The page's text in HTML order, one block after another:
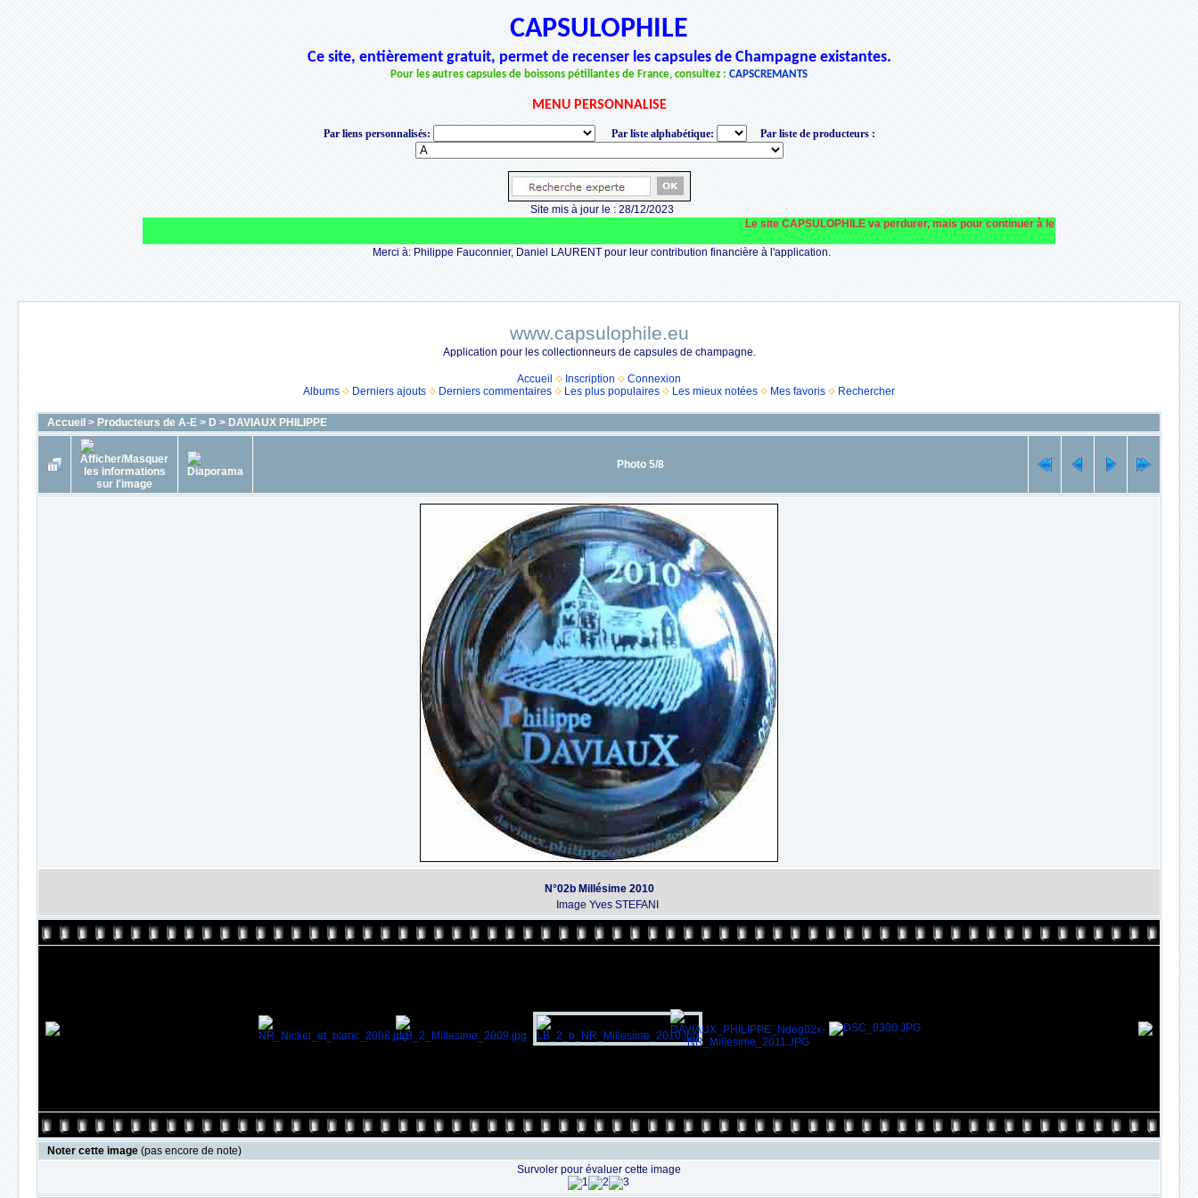
CAPSULOPHILE
Ce site, entièrement gratuit, permet de recenser les capsules de Champagne existantes.
Pour les autres capsules de boissons pétillantes de France, consultez : CAPSCREMANTS
MENU PERSONNALISE
Par liens personnalisés: Par liste alphabétique: Par liste de producteurs :
Site mis à jour le : 28/12/2023
Le site CAPSULOPHILE va perdurer, mais pour continuer à le faire fonctionner et le
Merci à: Philippe Fauconnier, Daniel LAURENT pour leur contribution financière à l'application.
www.capsulophile.eu
Application pour les collectionneurs de capsules de champagne.
Accueil Inscription
Connexion
Albums
Derniers ajouts Derniers commentaires Les plus populaires Les mieux notées Mes favoris Rechercher
Accueil > Producteurs de A-E > D > DAVIAUX PHILIPPE
Photo 5/8
N°02b Millésime 2010
Image Yves STEFANI
Noter cette image (pas encore de note)
Survoler pour évaluer cette image